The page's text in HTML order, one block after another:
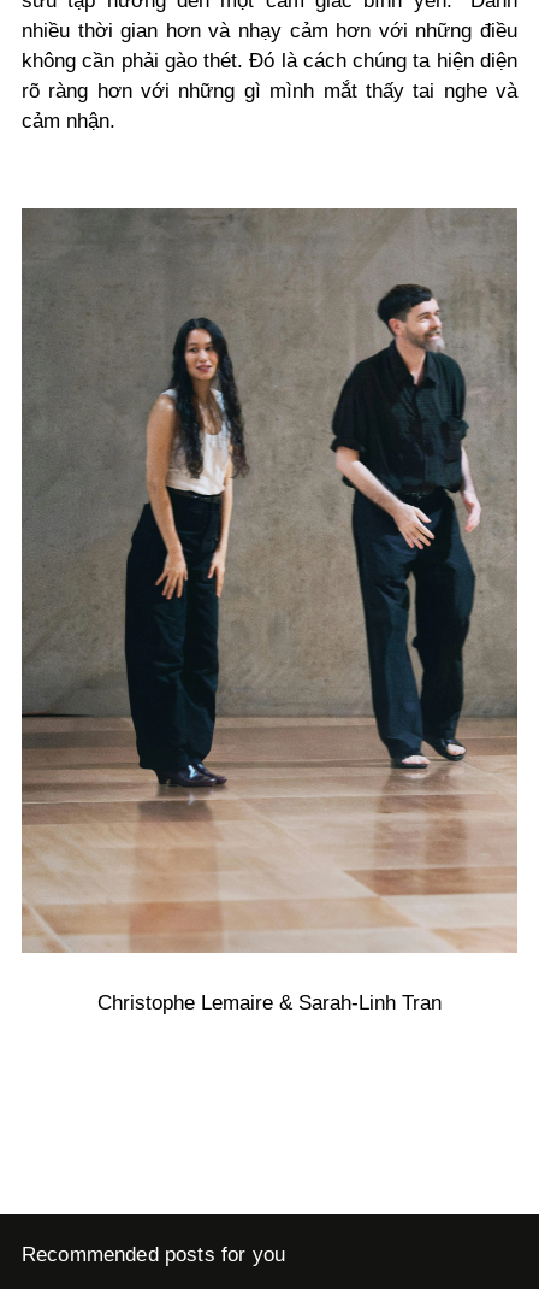
nhiều thời gian hơn và nhạy cảm hơn với những điều
không cần phải gào thét. Đó là cách chúng ta hiện diện
rõ ràng hơn với những gì mình mắt thấy tai nghe và
cảm nhận.
Christophe Lemaire & Sarah-Linh Tran
Recommended posts for you